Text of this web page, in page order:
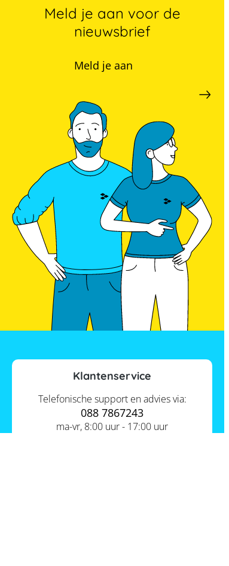
Meld je aan voor de
nieuwsbrief
Meld je aan
Klantenservice
Telefonische support en advies via:
088 7867243
ma-vr, 8:00 uur - 17:00 uur